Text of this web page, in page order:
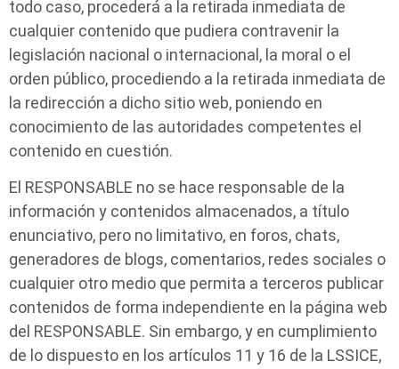
todo caso, procederá a la retirada inmediata de
cualquier contenido que pudiera contravenir la
legislación nacional o internacional, la moral o el
orden público, procediendo a la retirada inmediata de
la redirección a dicho sitio web, poniendo en
conocimiento de las autoridades competentes el
contenido en cuestión.
El RESPONSABLE no se hace responsable de la
información y contenidos almacenados, a título
enunciativo, pero no limitativo, en foros, chats,
generadores de blogs, comentarios, redes sociales o
cualquier otro medio que permita a terceros publicar
contenidos de forma independiente en la página web
del RESPONSABLE. Sin embargo, y en cumplimiento
de lo dispuesto en los artículos 11 y 16 de la LSSICE,